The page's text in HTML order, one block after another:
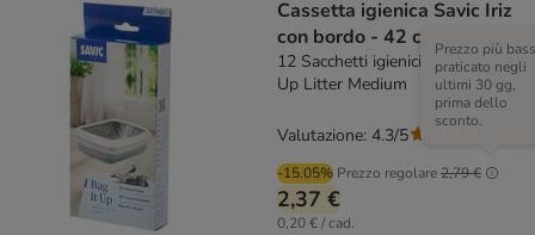
Cassetta igienica Savic Iriz
con bordo - 42 cm
12 Sacchetti igienici Savic Bag it
Up Litter Medium
-15.05% Prezzo regolare2,79 €
Prezzo più
praticato negli
ultimi 30 gg,
prima dello
sconto.
2,37 €
0,20 € / cad.
Valutazione: 4.3/5